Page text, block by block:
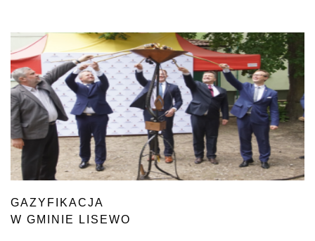
GAZYFIKACJA
W GMINIE LISEWO